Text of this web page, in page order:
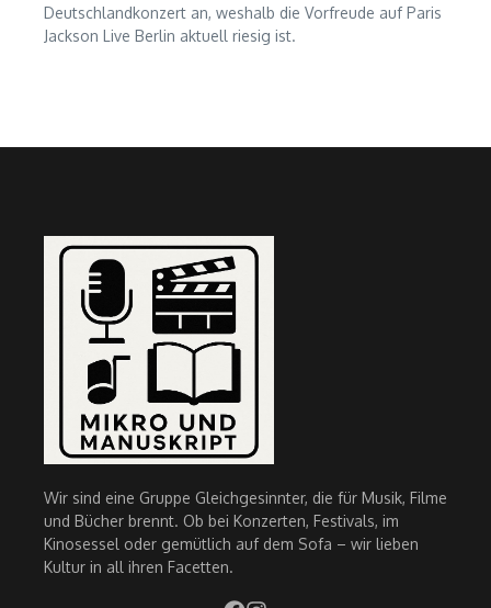
Deutschlandkonzert an, weshalb die Vorfreude auf Paris
Jackson Live Berlin aktuell riesig ist.
Wir sind eine Gruppe Gleichgesinnter, die für Musik, Filme
und Bücher brennt. Ob bei Konzerten, Festivals, im
Kinosessel oder gemütlich auf dem Sofa – wir lieben
Kultur in all ihren Facetten.